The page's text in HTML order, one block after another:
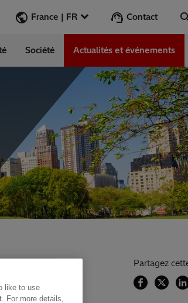
France | FR
Aller
Contact
Chercher
Stories
Energy
Société Actualités et événements
Partagez
like to use
For more details,